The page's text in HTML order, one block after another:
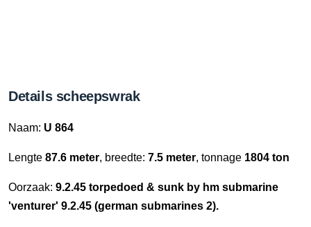
Details scheepswrak
Naam: U 864
Lengte 87.6 meter, breedte: 7.5 meter, tonnage 1804 ton
Oorzaak: 9.2.45 torpedoed & sunk by hm submarine
'venturer' 9.2.45 (german submarines 2).